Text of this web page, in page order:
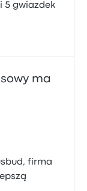
5 gwiazdek
ma
firma